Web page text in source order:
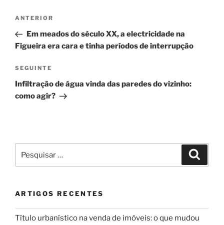
Navegação
artigos
Conteúdo
anterior
ANTERIOR
Em meados do século XX, a electricidade na
Figueira era cara e tinha períodos de interrupção
Conteúdo
seguinte
SEGUINTE
Infiltração de água vinda das paredes do vizinho:
como agir?
por:
ARTIGOS RECENTES
Título urbanístico na venda de imóveis: o que mudou